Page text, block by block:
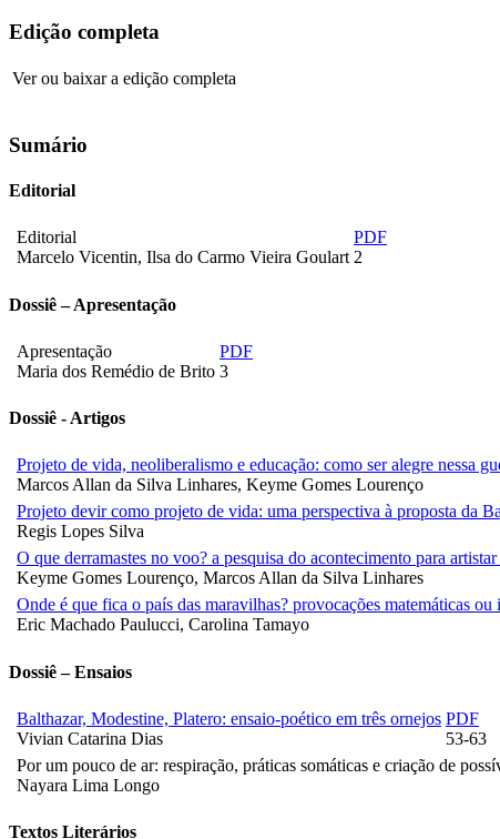
Edição completa
Ver ou baixar a edição completa
Sumário
Editorial
Editorial
Marcelo Vicentin, Ilsa do Carmo Vieira Goulart
PDF
2
Dossiê – Apresentação
Apresentação
Maria dos Remédio de Brito
PDF
3
Dossiê - Artigos
Projeto de vida, neoliberalismo e educação: como ser alegre nessa
Marcos Allan da Silva Linhares, Keyme Gomes Lourenço
Projeto devir como projeto de vida: uma perspectiva à proposta da
Regis Lopes Silva
O que derramastes no voo? a pesquisa do acontecimento para
Keyme Gomes Lourenço, Marcos Allan da Silva Linhares
Onde é que fica o país das maravilhas? provocações matemáticas
Eric Machado Paulucci, Carolina Tamayo
Dossiê – Ensaios
Balthazar, Modestine, Platero: ensaio-poético em três ornejos
Vivian Catarina Dias
PDF
53-63
Por um pouco de ar: respiração, práticas somáticas e criação de
Nayara Lima Longo
Textos Literários